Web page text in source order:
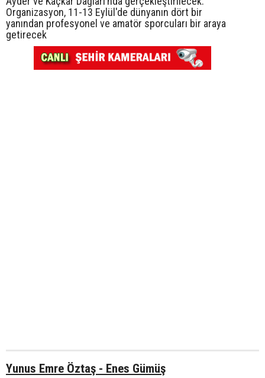
Organizasyon, 11-13 Eylül'de dünyanın dört bir
yanından profesyonel ve amatör sporcuları bir araya
getirecek
Yunus Emre Öztaş - Enes Gümüş